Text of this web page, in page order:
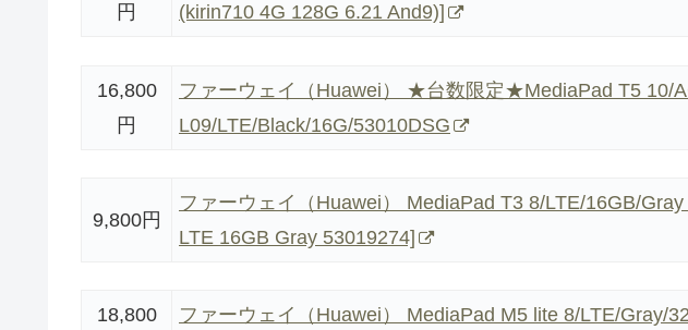
円
(kirin710 4G 128G 6.21 And9)]
16,800
円
ファーウェイ（Huawei） ★台数限定★MediaPad T5 10/
L09/LTE/Black/16G/53010DSG
9,800円
ファーウェイ（Huawei） MediaPad T3 8/LTE/16GB/
LTE 16GB Gray 53019274]
18,800
ファーウェイ（Huawei） MediaPad M5 lite 8/LTE/Gray/